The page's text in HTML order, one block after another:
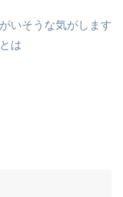
いそうな気がします
は